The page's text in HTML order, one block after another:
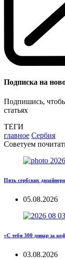
Подписка на
Подпишись,
статьях
ТЕГИ
главное Сербия
Советуем
Пять сербских
05.08.2026
«С тебя 300 динар за
03.08.2026